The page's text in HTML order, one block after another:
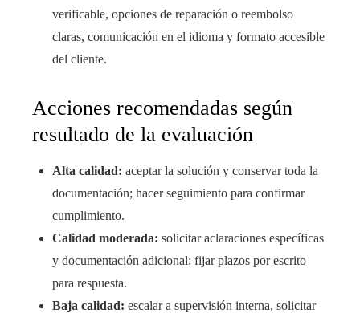
verificable, opciones de reparación o reembolso
claras, comunicación en el idioma y formato accesible
del cliente.
Acciones recomendadas según
resultado de la evaluación
Alta calidad: aceptar la solución y conservar toda la
documentación; hacer seguimiento para confirmar
cumplimiento.
Calidad moderada: solicitar aclaraciones específicas
y documentación adicional; fijar plazos por escrito
para respuesta.
Baja calidad: escalar a supervisión interna, solicitar